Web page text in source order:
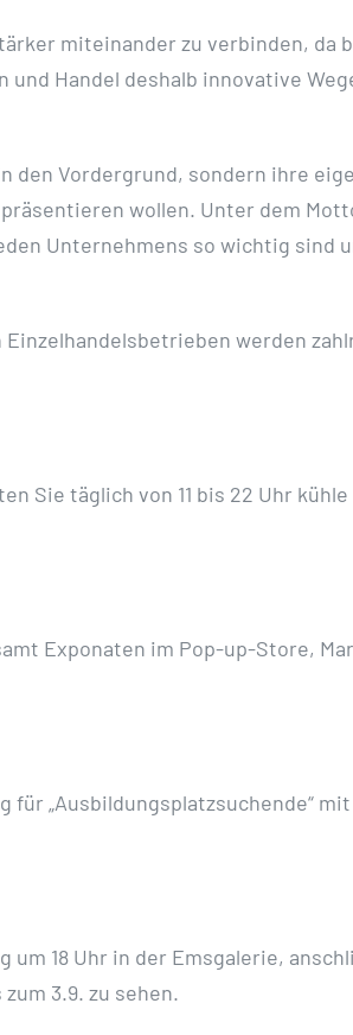
miteinander zu verbinden, da
Handel deshalb innovative
Vordergrund, sondern ihre
wollen. Unter dem
Unternehmens so wichtig sind
werden
Sie täglich von 11 bis 22 Uhr
Exponaten im Pop-up-Store,
„Ausbildungsplatzsuchende“ mit
18 Uhr in der Emsgalerie,
3.9. zu sehen.